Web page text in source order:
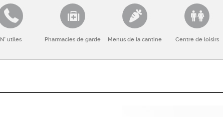
N° utiles Pharmacies de garde Menus de la cantine Centre de loisirs